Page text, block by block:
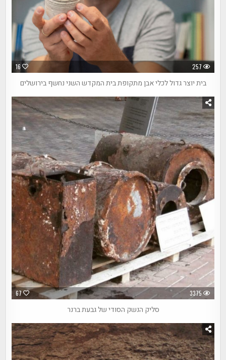
16 257
בית יוצר גדול לכלי אבן מתקופת בית המקדש השני נחשף בירושלים
67 3375
סליק הנשק הסודי של גבעת ברנר